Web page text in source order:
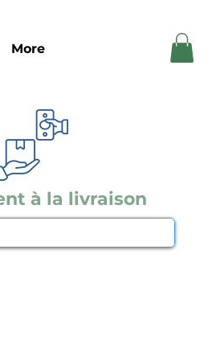
More
à la livraison